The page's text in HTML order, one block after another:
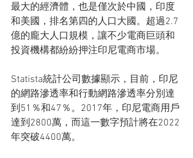
最大的經濟體，也是僅次於中國，印度
和美國，排名第四的人口大國。超過2.7
億的龐大人口規模，讓不少電商巨頭和
投資機構都紛紛押注印尼電商市場。
Statista統計公司數據顯示，目前，印尼
的網路滲透率和行動網路滲透率分別達
到51％和47％。2017年，印尼電商用戶
達到2800萬，而這一數字預計將在2022
年突破4400萬。